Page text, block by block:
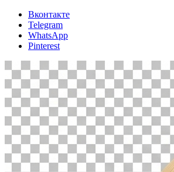
Вконтакте
Telegram
WhatsApp
Pinterest